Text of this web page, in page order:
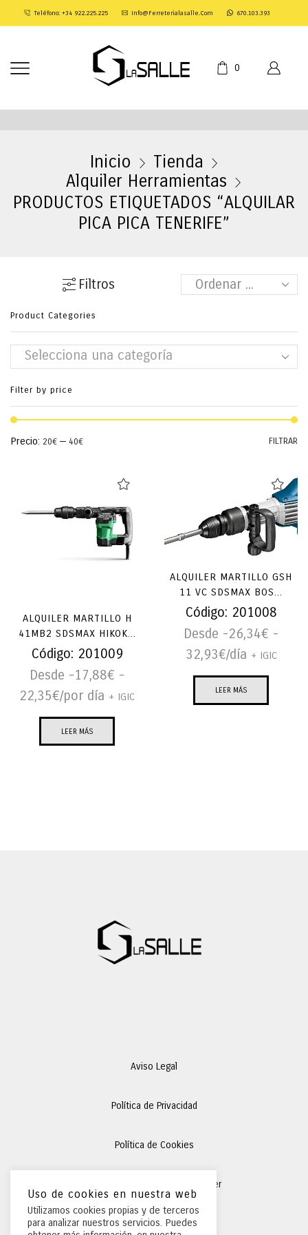
Teléfono: +34 922.225.225 Info@ferreterialasalle.com 670.103.393
0
Inicio
Tienda
Alquiler Herramientas
PRODUCTOS ETIQUETADOS “ALQUILAR
PICA PICA TENERIFE”
Filtros
Product Categories
Selecciona una categoría
Filter by price
FILTRAR
Precio: 20€ — 40€
ALQUILER MARTILLO H
41MB2 SDSMAX HIKOK...
Código: 201009
Desde -17,88€ -
22,35€/por día + IGIC
LEER MÁS
ALQUILER MARTILLO GSH
11 VC SDSMAX BOS...
Código: 201008
Desde -26,34€ -
32,93€/día + IGIC
LEER MÁS
Aviso Legal
Política de Privacidad
Política de Cookies
de Alquiler
Preguntas Frecuentes
Uso de cookies en nuestra web
Utilizamos cookies propias y de terceros
para analizar nuestros servicios. Puedes